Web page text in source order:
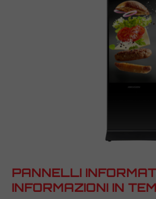
PANNELLI
INFORMAZIONI IN